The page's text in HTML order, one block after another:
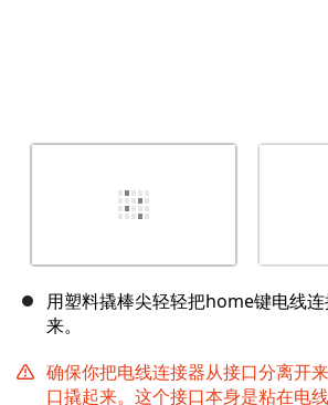
用塑料撬棒尖轻轻把home键电线
来。
确保你把电线连接器从接口分离开
口撬起来。这个接口本身是粘在电